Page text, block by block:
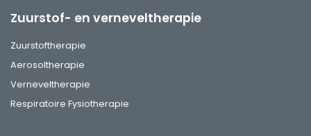
Zuurstof- en verneveltherapie
Zuurstoftherapie
Aerosoltherapie
Verneveltherapie
Respiratoire Fysiotherapie